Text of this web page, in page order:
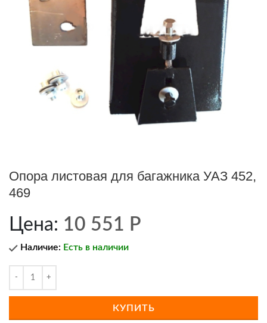
Опора листовая для багажника УАЗ 452,
469
Цена: 10 551 Р
Наличие: Есть в наличии
КУПИТЬ